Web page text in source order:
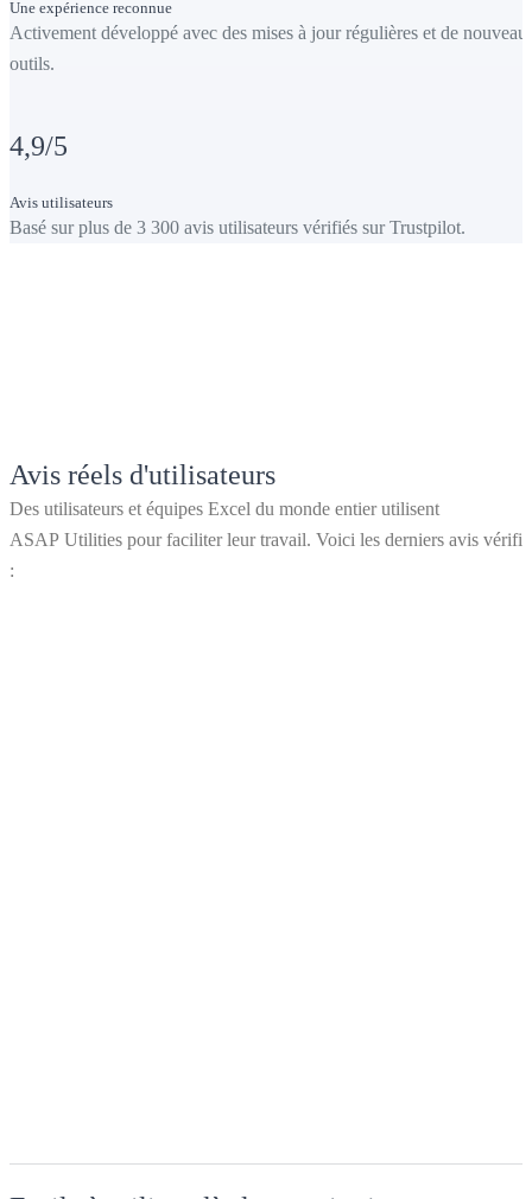
Une expérience reconnue
Activement développé avec des mises à jour régulières et de
outils.
4,9/5
Avis utilisateurs
Basé sur plus de 3 300 avis utilisateurs vérifiés sur Trustpilot.
Avis réels d'utilisateurs
Des utilisateurs et équipes Excel du monde entier utilisent
ASAP Utilities pour faciliter leur travail. Voici les derniers avis
: